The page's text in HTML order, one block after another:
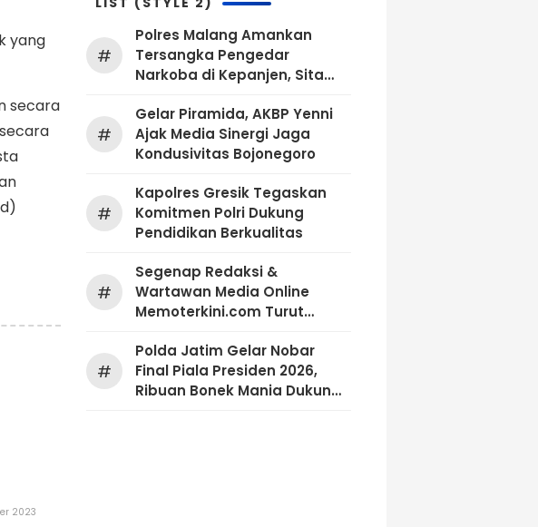
yang
secara
2023
#
Polres Malang Amankan
Tersangka Pengedar
Narkoba di Kepanjen, Sita
Gram
#
Gelar Piramida, AKBP Yenni
Ajak Media Sinergi Jaga
Kondusivitas Bojonegoro
#
Kapolres Gresik Tegaskan
Komitmen Polri Dukung
Pendidikan Berkualitas
#
Segenap Redaksi &
Wartawan Media Online
Memoterkini.com Turut
H.M.Sholeh.S.H
#
Polda Jatim Gelar Nobar
Final Piala Presiden 2026,
Ribuan Bonek Mania Dukung